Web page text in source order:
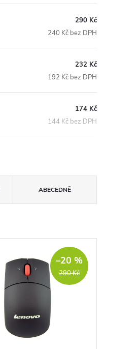
290 Kč
240 Kč bez DPH
232 Kč
192 Kč bez DPH
174 Kč
144 Kč bez DPH
ABECEDNĚ
290 Kč
–20 %